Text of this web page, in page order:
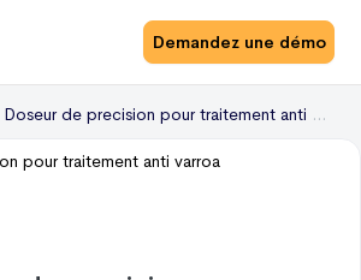
Demandez une démo
Doseur de precision pour traitement anti varroa